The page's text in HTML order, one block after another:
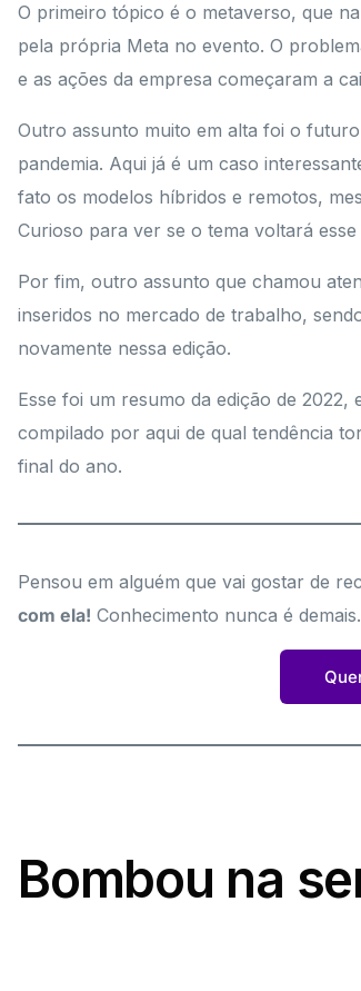
O primeiro tópico é o metaverso, que
pela própria Meta no evento. O
e as ações da empresa começaram a
Outro assunto muito em alta foi o
pandemia. Aqui já é um caso
fato os modelos híbridos e remotos,
Curioso para ver se o tema voltará esse
Por fim, outro assunto que chamou
inseridos no mercado de trabalho,
novamente nessa edição.
Esse foi um resumo da edição de
compilado por aqui de qual tendência
final do ano.
Pensou em alguém que vai gostar de
com ela! Conhecimento nunca é
Bombou na